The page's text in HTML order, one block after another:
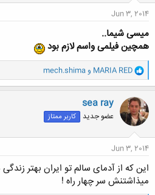
Jun 3, 2014
میسی شیما..
همچین فیلمی واسم لازم بود
و
ا
ک
ن
ش
ه
ا
MARIA RED وmech.shima
sea ray
عضو جدید کاربر ممتاز
Jun 3, 2014
این که از آدمای سالم تو ایران بهتر
میذاشتنش سر چهار راه !